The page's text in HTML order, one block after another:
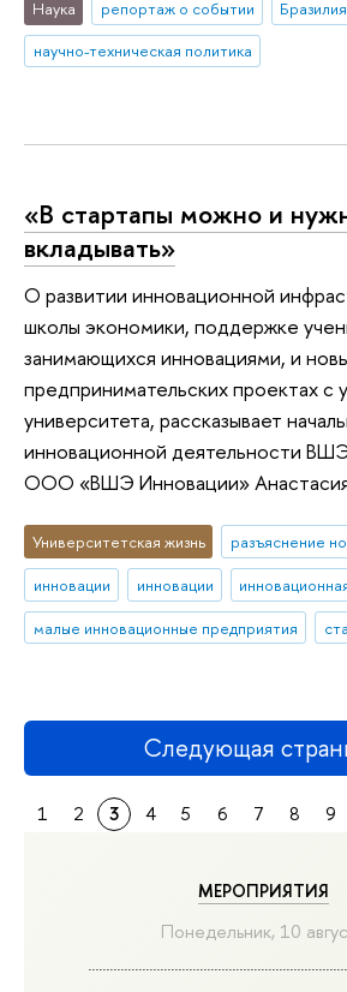
МЕРОПРИЯТИЯ
Понедельник, 10
Наука репортаж о событии Бразилия
научно-техническая политика
«В стартапы можно и
вкладывать»
О развитии инновационной
школы экономики, поддержке
занимающихся инновациями, и
предпринимательских проектах с
университета, рассказывает
инновационной деятельности
ООО «ВШЭ Инновации»
Университетская жизнь
разъяснение
инновации
инновации
малые инновационные предприятия
Следующая
1 2 3 4 5 6 7 8 9